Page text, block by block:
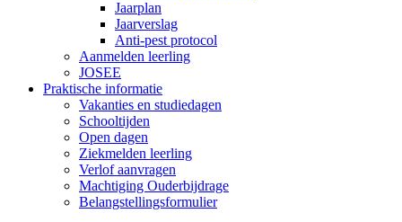
Jaarplan
Jaarverslag
Anti-pest protocol
Aanmelden leerling
JOSEE
Praktische informatie
Vakanties en studiedagen
Schooltijden
Open dagen
Ziekmelden leerling
Verlof aanvragen
Machtiging Ouderbijdrage
Belangstellingsformulier